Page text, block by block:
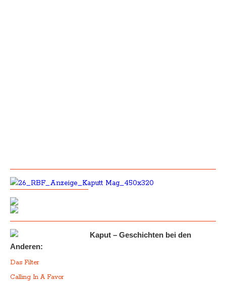
Kaput – Geschichten bei den
Anderen:
Das Filter
Calling In A Favor